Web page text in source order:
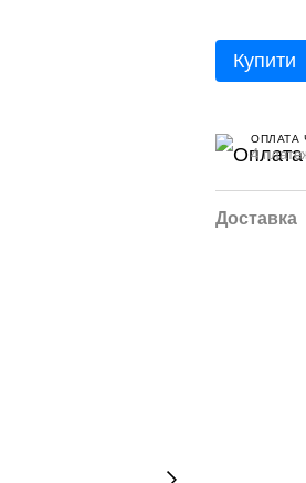
Купити
ОПЛАТА
4
Доставка